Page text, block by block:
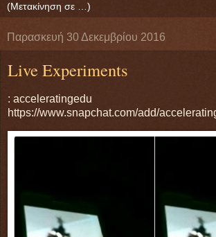
Παρασκευή 30 Δεκεμβρίου 2016
Live Experiments
: acceleratingedu
https://www.snapchat.com/add/